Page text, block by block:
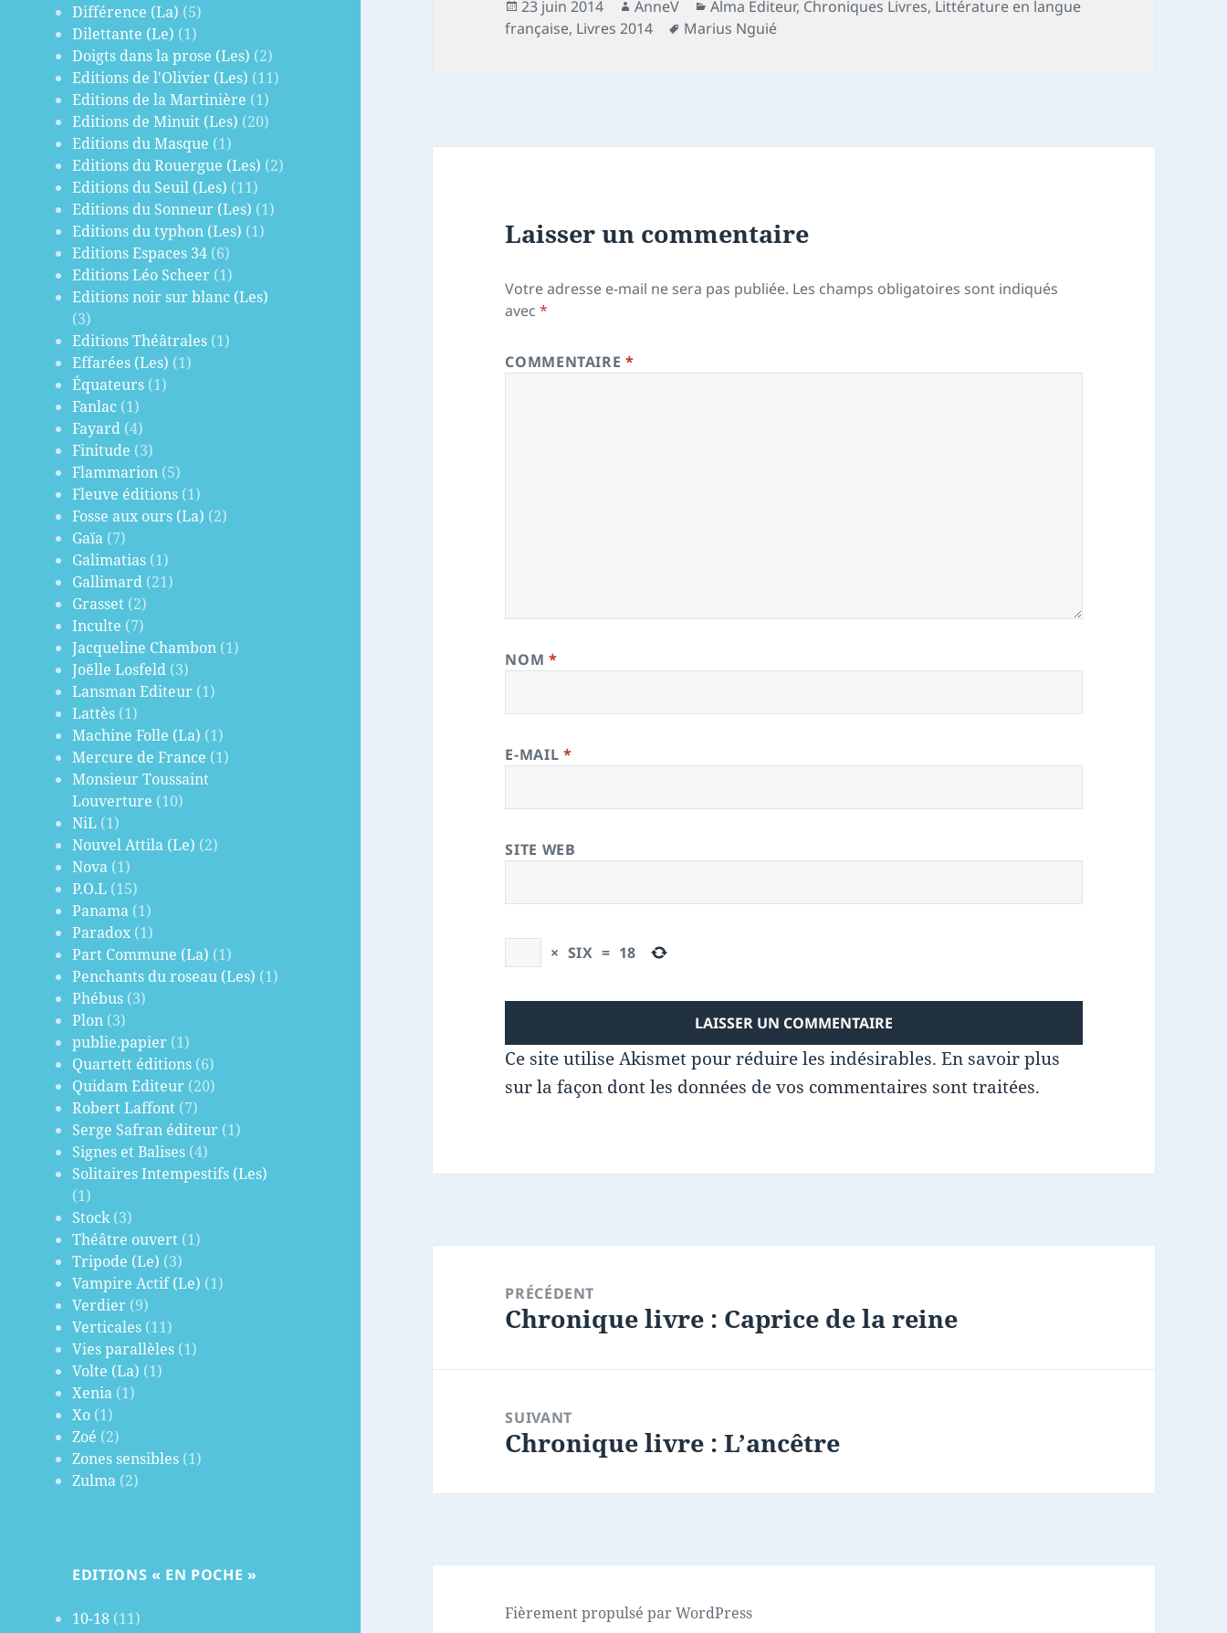
Différence (La) (5)
Dilettante (Le) (1)
Doigts dans la prose (Les) (2)
Editions de l'Olivier (Les) (11)
Editions de la Martinière (1)
Editions de Minuit (Les) (20)
Editions du Masque (1)
Editions du Rouergue (Les) (2)
Editions du Seuil (Les) (11)
Editions du Sonneur (Les) (1)
Editions du typhon (Les) (1)
Editions Espaces 34 (6)
Editions Léo Scheer (1)
Editions noir sur blanc (Les)
(3)
Editions Théâtrales (1)
Effarées (Les) (1)
Équateurs (1)
Fanlac (1)
Fayard (4)
Finitude (3)
Flammarion (5)
Fleuve éditions (1)
Fosse aux ours (La) (2)
Gaïa (7)
Galimatias (1)
Gallimard (21)
Grasset (2)
Inculte (7)
Jacqueline Chambon (1)
Joëlle Losfeld (3)
Lansman Editeur (1)
Lattès (1)
Machine Folle (La) (1)
Mercure de France (1)
Monsieur Toussaint
Louverture (10)
NiL (1)
Nouvel Attila (Le) (2)
Nova (1)
P.O.L (15)
Panama (1)
Paradox (1)
Part Commune (La) (1)
Penchants du roseau (Les) (1)
Phébus (3)
Plon (3)
publie.papier (1)
Quartett éditions (6)
Quidam Editeur (20)
Robert Laffont (7)
Serge Safran éditeur (1)
Signes et Balises (4)
Solitaires Intempestifs (Les)
(1)
Stock(3)
Théâtre ouvert (1)
Tripode (Le) (3)
Vampire Actif (Le) (1)
Verdier (9)
Verticales (11)
Vies parallèles (1)
Volte (La) (1)
Xenia (1)
Xo (1)
Zoé (2)
Zones sensibles (1)
Zulma (2)
EDITIONS « EN POCHE »
10-18 (11)
Publié
le
23 juin 2014 Auteur
AnneV Catégories
Alma Editeur, Chroniques Livres, Littérature en langue
française, Livres 2014
Mots-
Marius Nguié
Laisser un commentaire
Votre adresse e-mail ne sera pas publiée. Les champs obligatoires sont indiqués
avec*
COMMENTAIRE*
NOM *
E-MAIL *
SITE WEB
× SIX = 18
Ce site utilise Akismet pour réduire les indésirables.En savoir plus
sur la façon dont les données de vos commentaires sont traitées.
PRÉCÉDENT
Article
Chronique livre : Caprice de la reine
SUIVANT
Article
Chronique livre : L’ancêtre
Fièrement propulsé par WordPress